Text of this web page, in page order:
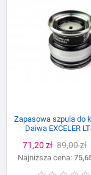
Zapasowa szpula do
Daiwa EXCELER
Cena
71,20 zł Cena
89,00 zł
Najniższa cena: